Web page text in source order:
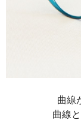
曲線
曲線